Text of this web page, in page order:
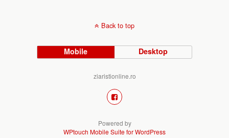
Back to top
Mobile Desktop
ziaristionline.ro
Powered by
WPtouch Mobile Suite for WordPress